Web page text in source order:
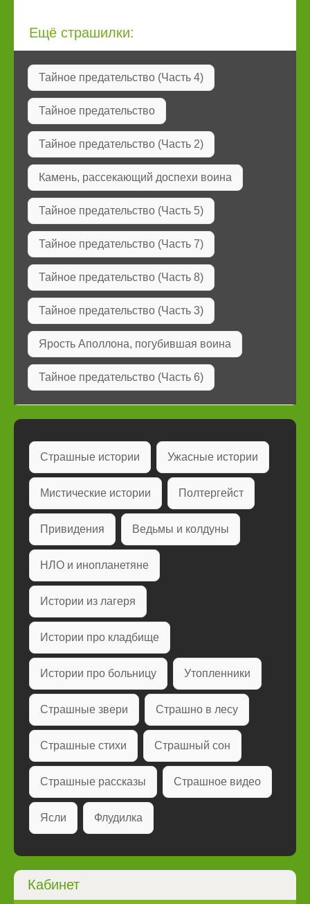
Ещё страшилки:
Тайное предательство (Часть 4)
Тайное предательство
Тайное предательство (Часть 2)
Камень, рассекающий доспехи воина
Тайное предательство (Часть 5)
Тайное предательство (Часть 7)
Тайное предательство (Часть 8)
Тайное предательство (Часть 3)
Ярость Аполлона, погубившая воина
Тайное предательство (Часть 6)
Страшные истории Ужасные истории
Мистические истории Полтергейст
Привидения Ведьмы и колдуны
НЛО и инопланетяне
Истории из лагеря
Истории про кладбище
Истории про больницу Утопленники
Страшные звери Страшно в лесу
Страшные стихи Страшный сон
Страшные рассказы Страшное видео
Ясли Флудилка
Кабинет